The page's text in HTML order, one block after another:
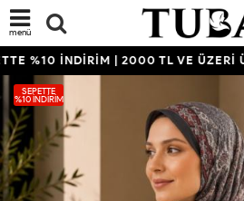
menü
%10 İNDİRİM | 2000 TL VE ÜZERİ
SEPETTE
%10 İNDIRIM